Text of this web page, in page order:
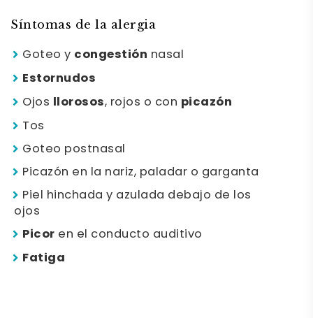
Síntomas de la alergia
Goteo y congestión nasal
Estornudos
Ojos llorosos, rojos o con picazón
Tos
Goteo postnasal
Picazón en la nariz, paladar o garganta
Piel hinchada y azulada debajo de los
ojos
Picor en el conducto auditivo
Fatiga